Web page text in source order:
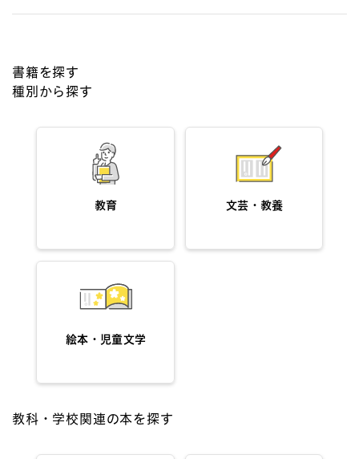
書籍を探す
種別から探す
教育 文芸・教養
絵本・児童文学
教科・学校関連の本を探す